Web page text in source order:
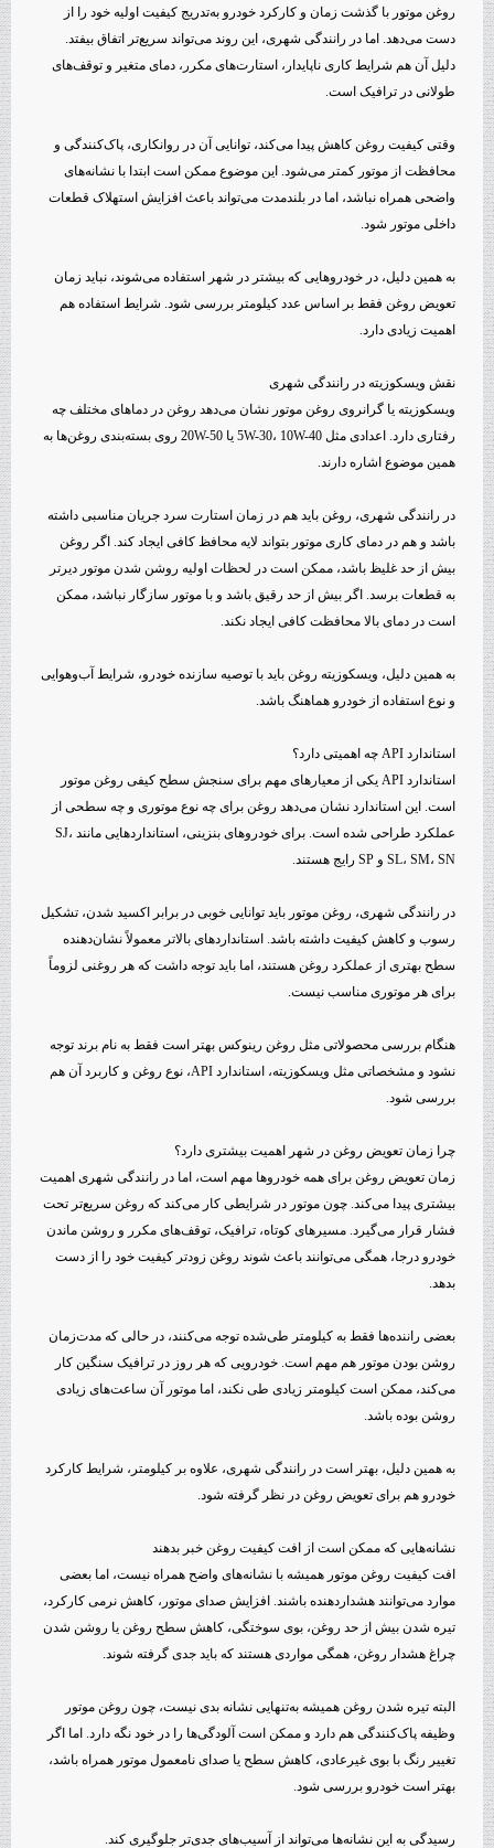
روغن موتور با گذشت زمان و کارکرد خودرو به‌تدریج کیفیت اولیه خود را از
دست می‌دهد. اما در رانندگی شهری، این روند می‌تواند سریع‌تر اتفاق بیفتد.
دلیل آن هم شرایط کاری ناپایدار، استارت‌های مکرر، دمای متغیر و توقف‌های
طولانی در ترافیک است.
وقتی کیفیت روغن کاهش پیدا می‌کند، توانایی آن در روانکاری، پاک‌کنندگی و
محافظت از موتور کمتر می‌شود. این موضوع ممکن است ابتدا با نشانه‌های
واضحی همراه نباشد، اما در بلندمدت می‌تواند باعث افزایش استهلاک قطعات
داخلی موتور شود.
به همین دلیل، در خودروهایی که بیشتر در شهر استفاده می‌شوند، نباید زمان
تعویض روغن فقط بر اساس عدد کیلومتر بررسی شود. شرایط استفاده هم
اهمیت زیادی دارد.
نقش ویسکوزیته در رانندگی شهری
ویسکوزیته یا گرانروی روغن موتور نشان می‌دهد روغن در دماهای مختلف چه
رفتاری دارد. اعدادی مثل 5W-30، 10W-40 یا 20W-50 روی بسته‌بندی روغن‌ها به
همین موضوع اشاره دارند.
در رانندگی شهری، روغن باید هم در زمان استارت سرد جریان مناسبی داشته
باشد و هم در دمای کاری موتور بتواند لایه محافظ کافی ایجاد کند. اگر روغن
بیش از حد غلیظ باشد، ممکن است در لحظات اولیه روشن شدن موتور دیرتر
به قطعات برسد. اگر بیش از حد رقیق باشد و با موتور سازگار نباشد، ممکن
است در دمای بالا محافظت کافی ایجاد نکند.
به همین دلیل، ویسکوزیته روغن باید با توصیه سازنده خودرو، شرایط آب‌وهوایی
و نوع استفاده از خودرو هماهنگ باشد.
استاندارد API چه اهمیتی دارد؟
استاندارد API یکی از معیارهای مهم برای سنجش سطح کیفی روغن موتور
است. این استاندارد نشان می‌دهد روغن برای چه نوع موتوری و چه سطحی از
عملکرد طراحی شده است. برای خودروهای بنزینی، استانداردهایی مانند SJ،
SL، SM، SN و SP رایج هستند.
در رانندگی شهری، روغن موتور باید توانایی خوبی در برابر اکسید شدن، تشکیل
رسوب و کاهش کیفیت داشته باشد. استانداردهای بالاتر معمولاً نشان‌دهنده
سطح بهتری از عملکرد روغن هستند، اما باید توجه داشت که هر روغنی لزوماً
برای هر موتوری مناسب نیست.
هنگام بررسی محصولاتی مثل روغن رینوکس بهتر است فقط به نام برند توجه
نشود و مشخصاتی مثل ویسکوزیته، استاندارد API، نوع روغن و کاربرد آن هم
بررسی شود.
چرا زمان تعویض روغن در شهر اهمیت بیشتری دارد؟
زمان تعویض روغن برای همه خودروها مهم است، اما در رانندگی شهری اهمیت
بیشتری پیدا می‌کند. چون موتور در شرایطی کار می‌کند که روغن سریع‌تر تحت
فشار قرار می‌گیرد. مسیرهای کوتاه، ترافیک، توقف‌های مکرر و روشن ماندن
خودرو درجا، همگی می‌توانند باعث شوند روغن زودتر کیفیت خود را از دست
بدهد.
بعضی راننده‌ها فقط به کیلومتر طی‌شده توجه می‌کنند، در حالی که مدت‌زمان
روشن بودن موتور هم مهم است. خودرویی که هر روز در ترافیک سنگین کار
می‌کند، ممکن است کیلومتر زیادی طی نکند، اما موتور آن ساعت‌های زیادی
روشن بوده باشد.
به همین دلیل، بهتر است در رانندگی شهری، علاوه بر کیلومتر، شرایط کارکرد
خودرو هم برای تعویض روغن در نظر گرفته شود.
نشانه‌هایی که ممکن است از افت کیفیت روغن خبر بدهند
افت کیفیت روغن موتور همیشه با نشانه‌های واضح همراه نیست، اما بعضی
موارد می‌توانند هشداردهنده باشند. افزایش صدای موتور، کاهش نرمی کارکرد،
تیره شدن بیش از حد روغن، بوی سوختگی، کاهش سطح روغن یا روشن شدن
چراغ هشدار روغن، همگی مواردی هستند که باید جدی گرفته شوند.
البته تیره شدن روغن همیشه به‌تنهایی نشانه بدی نیست، چون روغن موتور
وظیفه پاک‌کنندگی هم دارد و ممکن است آلودگی‌ها را در خود نگه دارد. اما اگر
تغییر رنگ با بوی غیرعادی، کاهش سطح یا صدای نامعمول موتور همراه باشد،
بهتر است خودرو بررسی شود.
رسیدگی به این نشانه‌ها می‌تواند از آسیب‌های جدی‌تر جلوگیری کند.